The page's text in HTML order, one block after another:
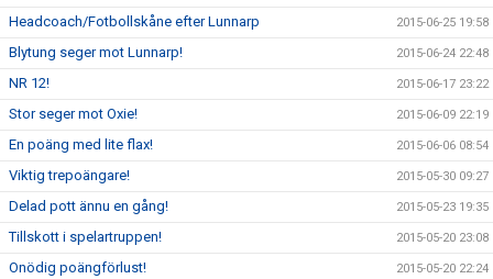
Headcoach/Fotbollskåne efter Lunnarp 2015-06-25 19:58
Blytung seger mot Lunnarp! 2015-06-24 22:48
NR 12! 2015-06-17 23:22
Stor seger mot Oxie! 2015-06-09 22:19
En poäng med lite flax! 2015-06-06 08:54
Viktig trepoängare! 2015-05-30 09:27
Delad pott ännu en gång! 2015-05-23 19:35
Tillskott i spelartruppen! 2015-05-20 23:08
Onödig poängförlust! 2015-05-20 22:24